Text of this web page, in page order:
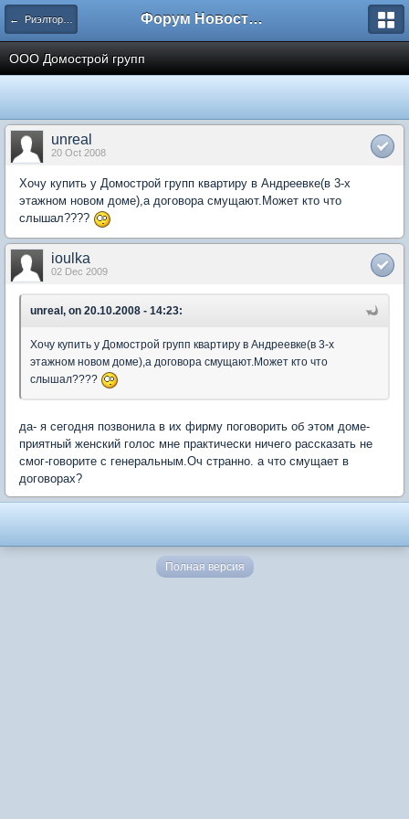
← Риэлторские и строительные фирмы Форум Новостройки
ООО Домострой групп
unreal
20 Oct 2008
Хочу купить у Домострой групп квартиру в Андреевке(в 3-х
этажном новом доме),а договора смущают.Может кто что
слышал????
ioulka
02 Dec 2009
unreal, on 20.10.2008 - 14:23:
Хочу купить у Домострой групп квартиру в Андреевке(в 3-х
этажном новом доме),а договора смущают.Может кто что
слышал????
да- я сегодня позвонила в их фирму поговорить об этом доме-
приятный женский голос мне практически ничего рассказать не
смог-говорите с генеральным.Оч странно. а что смущает в
договорах?
Полная версия